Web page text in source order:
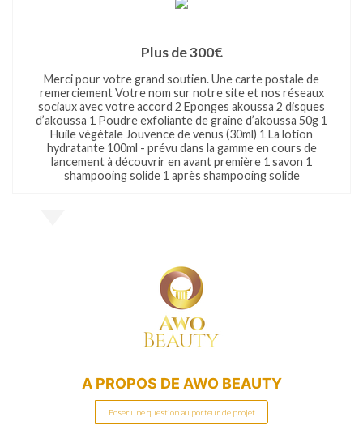
Plus de 300€
Merci pour votre grand soutien. Une carte postale de
remerciement Votre nom sur notre site et nos réseaux
sociaux avec votre accord 2 Eponges akoussa 2 disques
d’akoussa 1 Poudre exfoliante de graine d’akoussa 50g 1
Huile végétale Jouvence de venus (30ml) 1 La lotion
hydratante 100ml - prévu dans la gamme en cours de
lancement à découvrir en avant première 1 savon 1
shampooing solide 1 après shampooing solide
A PROPOS DE AWO BEAUTY
Poser une question au porteur de projet